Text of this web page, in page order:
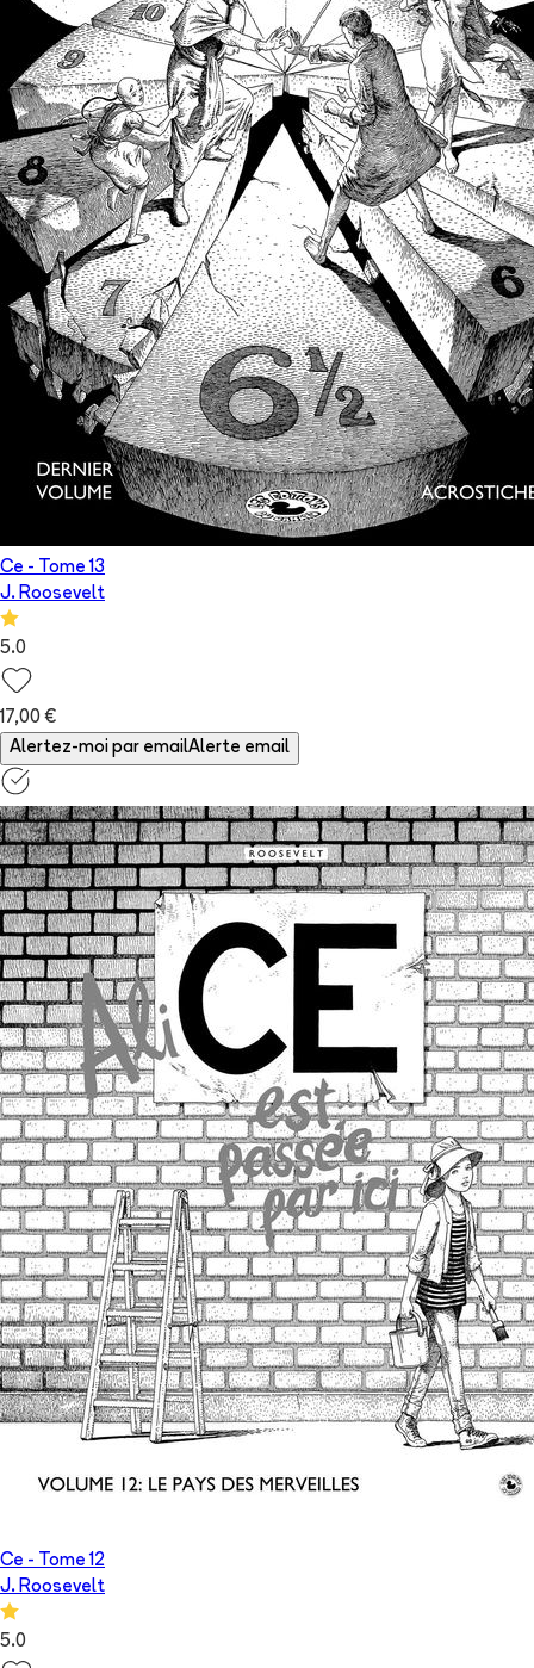
Ce - Tome 13
J. Roosevelt
5.0
17,00 €
Alertez-moi par emailAlerte email
Ce - Tome 12
J. Roosevelt
5.0